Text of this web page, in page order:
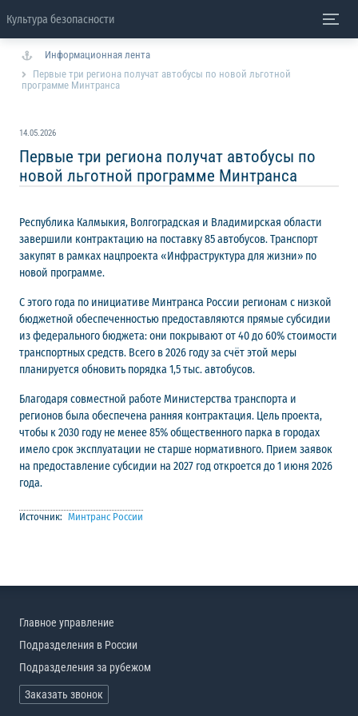
Культура безопасности
Информационная лента
Первые три региона получат автобусы по новой льготной
программе Минтранса
14.05.2026
Первые три региона получат автобусы по
новой льготной программе Минтранса
Республика Калмыкия, Волгоградская и Владимирская области
завершили контрактацию на поставку 85 автобусов. Транспорт
закупят в рамках нацпроекта «Инфраструктура для жизни» по
новой программе.
С этого года по инициативе Минтранса России регионам с низкой
бюджетной обеспеченностью предоставляются прямые субсидии
из федерального бюджета: они покрывают от 40 до 60% стоимости
транспортных средств. Всего в 2026 году за счёт этой меры
планируется обновить порядка 1,5 тыс. автобусов.
Благодаря совместной работе Министерства транспорта и
регионов была обеспечена ранняя контрактация. Цель проекта,
чтобы к 2030 году не менее 85% общественного парка в городах
имело срок эксплуатации не старше нормативного. Прием заявок
на предоставление субсидии на 2027 год откроется до 1 июня 2026
года.
Источник: Минтранс России
Главное управление
Подразделения в России
Подразделения за рубежом
Заказать звонок